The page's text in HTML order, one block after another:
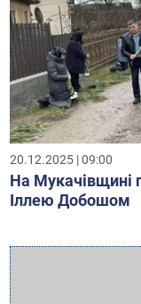
20.12.2025 | 09:00
На Мукачівщині
Іллею Добошом